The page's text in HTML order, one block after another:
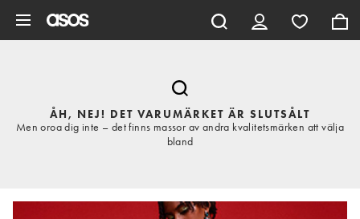
ÅH, NEJ! DET VARUMÄRKET ÄR SLUTSÅLT
Men oroa dig inte – det finns massor av andra kvalitetsmärken att välja
bland